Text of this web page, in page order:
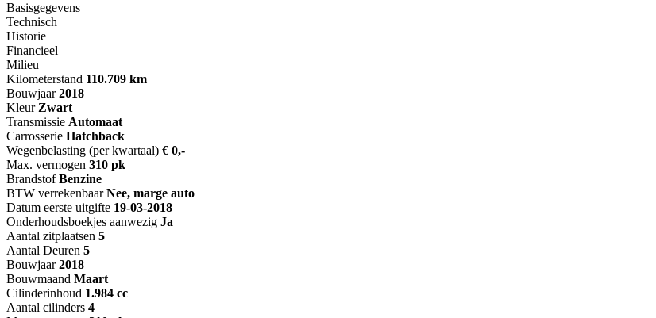
Basisgegevens
Technisch
Historie
Financieel
Milieu
Kilometerstand 110.709 km
Bouwjaar 2018
Kleur Zwart
Transmissie Automaat
Carrosserie Hatchback
Wegenbelasting (per kwartaal) € 0,-
Max. vermogen 310 pk
Brandstof Benzine
BTW verrekenbaar Nee, marge auto
Datum eerste uitgifte 19-03-2018
Onderhoudsboekjes aanwezig Ja
Aantal zitplaatsen 5
Aantal Deuren 5
Bouwjaar 2018
Bouwmaand Maart
Cilinderinhoud 1.984 cc
Aantal cilinders 4